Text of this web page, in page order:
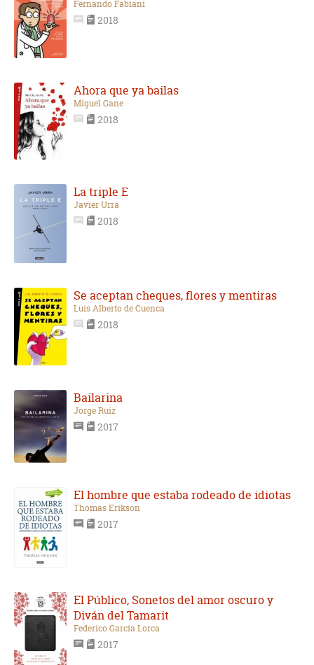
Fernando Fabiani
2018
Ahora que ya bailas
Miguel Gane
2018
La triple E
Javier Urra
2018
Se aceptan cheques, flores y mentiras
Luis Alberto de Cuenca
2018
Bailarina
Jorge Ruiz
2017
El hombre que estaba rodeado de idiotas
Thomas Erikson
2017
El Público, Sonetos del amor oscuro y
Diván del Tamarit
Federico García Lorca
2017